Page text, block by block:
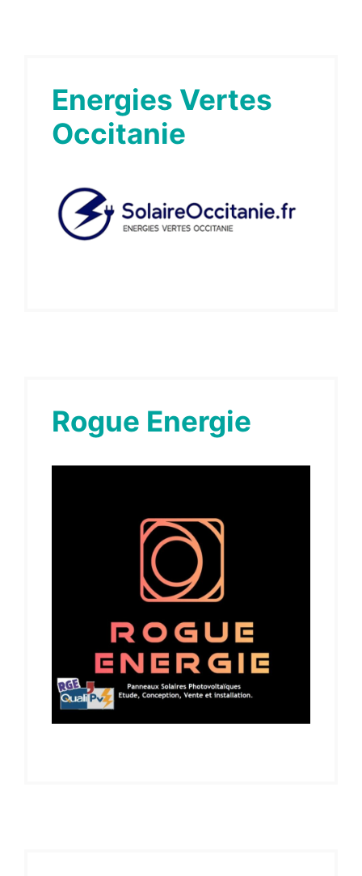
Energies Vertes
Occitanie
Rogue Energie